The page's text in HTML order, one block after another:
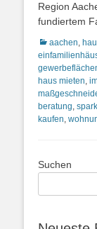
Region
fundiertem
Kategorien
aachen,
haus mieten,
beratung,
kaufen,
Suchen